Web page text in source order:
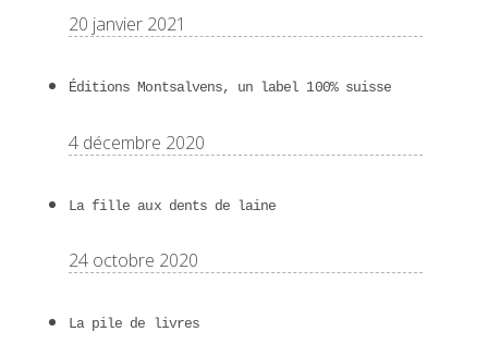
20 janvier 2021
Éditions Montsalvens, un label 100% suisse
4 décembre 2020
La fille aux dents de laine
24 octobre 2020
La pile de livres